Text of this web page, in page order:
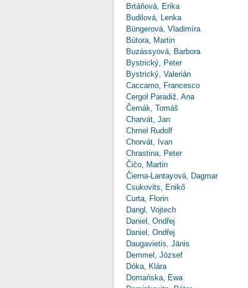
Brtáňová, Erika
Budilová, Lenka
Büngerová, Vladimíra
Bútora, Martin
Buzássyová, Barbora
Bystrický, Peter
Bystrický, Valerián
Caccamo, Francesco
Cergol Paradiž, Ana
Černák, Tomáš
Charvát, Jan
Chmel Rudolf
Chorvát, Ivan
Chrastina, Peter
Čičo, Martin
Čierna-Lantayová, Dagmar
Csukovits, Enikő
Curta, Florin
Dangl, Vojtech
Daniel, Ondřej
Daniel, Ondřej
Daugavietis, Jānis
Demmel, József
Dóka, Klára
Domańska, Ewa